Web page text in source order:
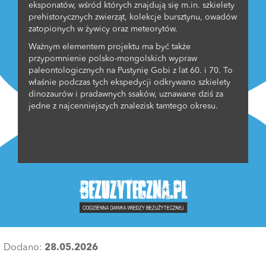
eksponatów, wśród których znajdują się m.in. szkielety
prehistorycznych zwierząt, kolekcje bursztynu, owadów
zatopionych w żywicy oraz meteorytów.
Ważnym elementem projektu ma być także
przypomnienie polsko-mongolskich wypraw
paleontologicznych na Pustynię Gobi z lat 60. i 70. To
właśnie podczas tych ekspedycji odkrywano szkielety
dinozaurów i pradawnych ssaków, uznawane dziś za
jedne z najcenniejszych znalezisk tamtego okresu.
Dodano: 28.05.2026